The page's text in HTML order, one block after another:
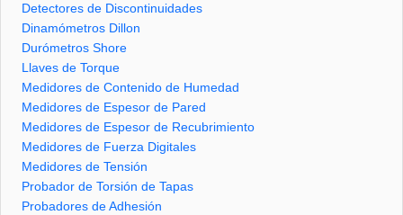
Detectores de Discontinuidades
Dinamómetros Dillon
Durómetros Shore
Llaves de Torque
Medidores de Contenido de Humedad
Medidores de Espesor de Pared
Medidores de Espesor de Recubrimiento
Medidores de Fuerza Digitales
Medidores de Tensión
Probador de Torsión de Tapas
Probadores de Adhesión